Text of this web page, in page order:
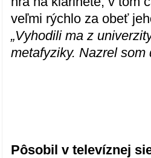
veľmi rýchlo za obeť
„Vyhodili ma z
metafyziky. Nazrel
Pôsobil v televíznej